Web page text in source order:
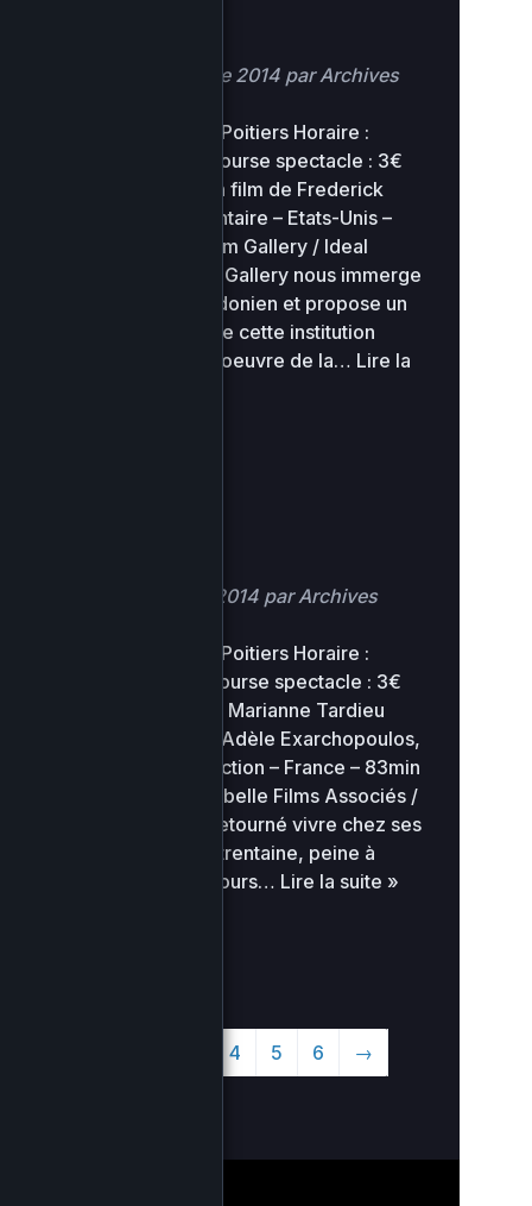
26 novembre 2014 par Archives
Lieu : TAP Castille Poitiers Horaire :
20h00 Tarif : 5€ Bourse spectacle : 3€
National Gallery Un film de Frederick
Wiseman Documentaire – Etats-Unis –
173min – 2014 – Film Gallery / Ideal
Audience National Gallery nous immerge
dans le musée londonien et propose un
voyage au coeur de cette institution
peuplé de chefs d’oeuvre de la… Lire la
29 octobre 2014 par Archives
Lieu : TAP Castille Poitiers Horaire :
20h30 Tarif : 5€ Bourse spectacle : 3€
Qui vive Un film de Marianne Tardieu
Avec Reda Kateb, Adèle Exarchopoulos,
Rashid Debouze Fiction – France – 83min
– 2014 – La vie est belle Films Associés /
Oriflamme Films Retourné vivre chez ses
parents, Chérif, la trentaine, peine à
décrocher le concours… Lire la suite »
4 5 6 →